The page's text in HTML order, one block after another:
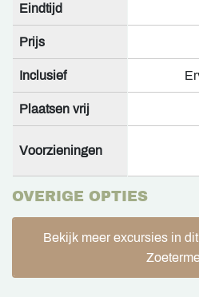
Eindtijd
Prijs
Inclusief
Plaatsen vrij
Voorzieningen
OVERIGE OPTIES
Bekijk meer excursies in